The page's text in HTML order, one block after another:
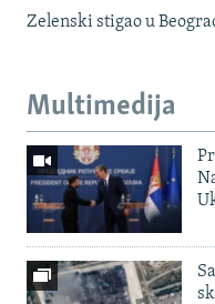
Zelenski stigao u
Multimedija